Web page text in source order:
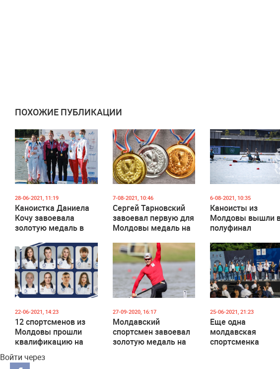
ПОХОЖИЕ ПУБЛИКАЦИИ
28-06-2021, 11:19
Каноистка Даниела
Кочу завоевала
золотую медаль в
7-08-2021, 10:46
Сергей Тарновский
завоевал первую для
Молдовы медаль на
6-08-2021, 10:35
Каноисты из
Молдовы вышли
полуфинал
22-06-2021, 14:23
12 спортсменов из
Молдовы прошли
квалификацию на
игры
27-09-2020, 16:17
Молдавский
спортсмен завоевал
золотую медаль на
25-06-2021, 21:23
Еще одна
молдавская
спортсменка
Войти через